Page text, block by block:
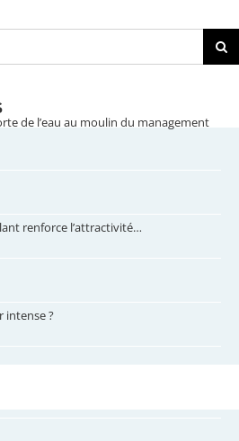
de l’eau au moulin du management
renforce l’attractivité…
intense ?